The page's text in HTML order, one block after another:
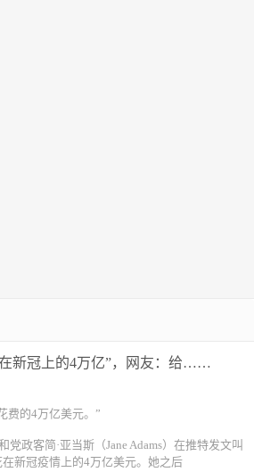
新冠上的4万亿”，网友：给……
费的4万亿美元。”
党政客简·亚当斯（Jane Adams）在推特发文叫
新冠疫情上的4万亿美元。她之后